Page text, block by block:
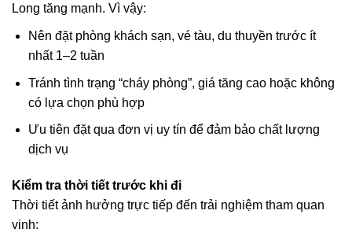
Long tăng mạnh. Vì vậy:
Nên đặt phòng khách sạn, vé tàu, du thuyền trước ít
nhất 1–2 tuần
Tránh tình trạng “cháy phòng”, giá tăng cao hoặc không
có lựa chọn phù hợp
Ưu tiên đặt qua đơn vị uy tín để đảm bảo chất lượng
dịch vụ
Kiểm tra thời tiết trước khi đi
Thời tiết ảnh hưởng trực tiếp đến trải nghiệm tham quan
vịnh: